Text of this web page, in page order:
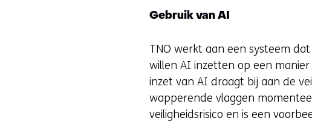
Gebruik van AI
TNO werkt aan een systeem
willen AI inzetten op een
inzet van AI draagt ​​bij aan de
wapperende vlaggen
veiligheidsrisico en is een